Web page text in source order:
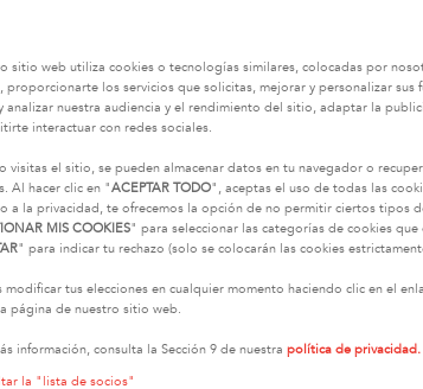
sitio web utiliza cookies o tecnologías similares, colocadas por
proporcionarte los servicios que solicitas, mejorar y personalizar
analizar nuestra audiencia y el rendimiento del sitio, adaptar la
interactuar con redes sociales.
visitas el sitio, se pueden almacenar datos en tu navegador o
Al hacer clic en "ACEPTAR TODO", aceptas el uso de todas las
a la privacidad, te ofrecemos la opción de no permitir ciertos tipos
MIS COOKIES" para seleccionar las categorías de cookies que
" para indicar tu rechazo (solo se colocarán las cookies
modificar tus elecciones en cualquier momento haciendo clic en el
página de nuestro sitio web.
información, consulta la Sección 9 de nuestra política de privacidad.
la "lista de socios"